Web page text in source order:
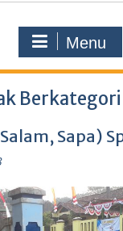
Menu
Berkategori
Sapa)